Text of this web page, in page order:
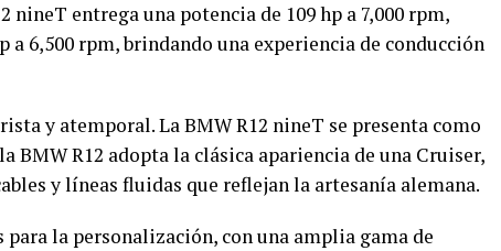
nineT entrega una potencia de 109 hp a 7,000 rpm,
a 6,500 rpm, brindando una experiencia de conducción
y atemporal. La BMW R12 nineT se presenta como
BMW R12 adopta la clásica apariencia de una Cruiser,
y líneas fluidas que reflejan la artesanía alemana.
la personalización, con una amplia gama de